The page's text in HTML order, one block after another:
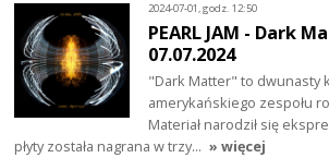
2024-07-01, godz. 12:50
PEARL JAM - Dark
07.07.2024
"Dark Matter" to dwunasty
amerykańskiego zespołu
Materiał narodził się
płyty została nagrana w trzy… » więcej